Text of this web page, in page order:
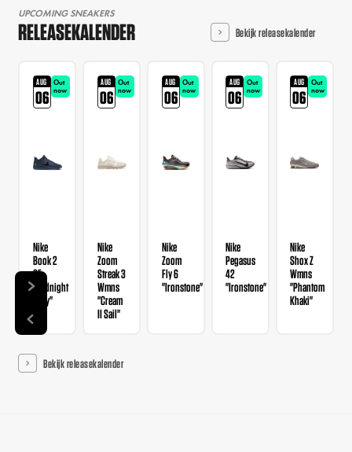
UPCOMING SNEAKERS
RELEASEKALENDER Bekijk releasekalender
AUG
06
Out
now
Nike
Book 2
SE
"Midnight
Navy"
AUG
06
Out
now
Nike
Zoom
Streak 3
Wmns
"Cream
II Sail"
AUG
06
Out
now
Nike
Zoom
Fly 6
"Ironstone"
AUG
06
Out
now
Nike
Pegasus
42
"Ironstone"
AUG
06
Out
now
Nike
Shox Z
Wmns
"Phantom
Khaki"
Bekijk releasekalender